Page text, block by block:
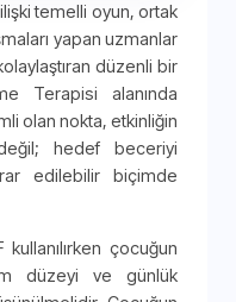
temelli oyun, ortak
yapan uzmanlar
düzenli bir
Terapisi alanında
olan nokta, etkinliğin
hedef beceriyi
edilebilir biçimde
çocuğun
düzeyi ve günlük